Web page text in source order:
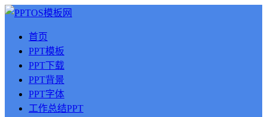
首页
PPT模板
PPT下载
PPT背景
PPT字体
工作总结PPT